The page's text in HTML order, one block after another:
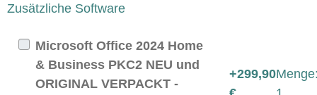
Zusätzliche Software
Microsoft Office 2024 Home
& Business PKC2 NEU und
ORIGINAL VERPACKT -
+299,90